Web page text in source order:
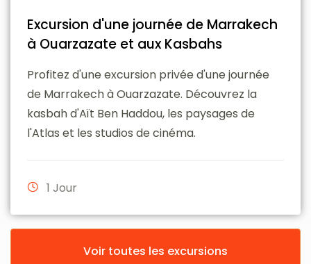
Excursion d'une journée de Marrakech
à Ouarzazate et aux Kasbahs
Profitez d'une excursion privée d'une journée
de Marrakech à Ouarzazate. Découvrez la
kasbah d'Aït Ben Haddou, les paysages de
l'Atlas et les studios de cinéma.
1 Jour
Voir toutes les excursions